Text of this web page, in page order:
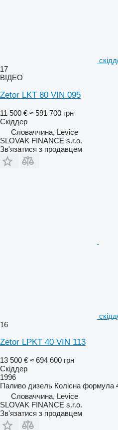
17
ВІДЕО
Zetor LKT 80 VIN 095
11 500 € ≈ 591 700 грн
Скіддер
Словаччина, Levice
SLOVAK FINANCE s.r.o.
Зв'язатися з продавцем
16
Zetor LPKT 40 VIN 113
13 500 € ≈ 694 600 грн
Скіддер
1996
Паливо дизель Колісна формула
Словаччина, Levice
SLOVAK FINANCE s.r.o.
Зв'язатися з продавцем